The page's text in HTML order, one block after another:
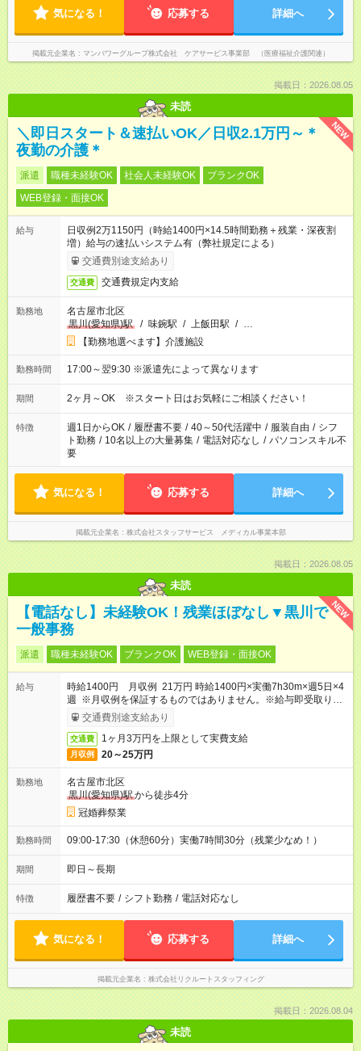
気になる！ 応募する 詳細へ
掲載元企業名 マンパワーグループ株式会社 ケアサービス事業部 （医療福祉介護関連）
掲載日：2026.08.05
未読
NEW
＼即日スタート＆速払いOK／日収2.1万円～＊
夜勤の介護＊
派遣 職種未経験OK 社会人未経験OK
ブランクOK
WEB登録・面接OK
給与
日収例2万1150円（時給1400円×14.5時間勤務＋残業・深夜割
増）給与の速払いシステム有（弊社規定による）
交通費別途支給あり
交通費 交通費規定内支給
勤務地
名古屋市北区
黒川(愛知県)駅
/ 味鋺駅 / 上飯田駅 / …
【勤務地選べます】介護施設
勤務時間 17:00～翌9:30 ※派遣先によって異なります
期間 2ヶ月～OK ※スタート日はお気軽にご相談ください！
特徴 週1日からOK / 履歴書不要 / 40～50代活躍中 / 服装自由 / シフ
ト勤務 / 10名以上の大量募集 / 電話対応なし / パソコンスキル不
要
気になる！ 応募する 詳細へ
掲載元企業名 株式会社スタッフサービス メディカル事業本部
掲載日：2026.08.05
未読
NEW
【電話なし】未経験OK！残業ほぼなし▼黒川で
一般事務
派遣 職種未経験OK ブランクOK WEB登録・面接OK
給与
時給1400円 月収例 21万円 時給1400円×実働7h30m×週5日×4
週 ※月収例を保証するものではありません。※給与即受取りサ
ービス利用可（利用条件有）
交通費別途支給あり
交通費 1ヶ月3万円を上限として実費支給
月収例 20～25万円
勤務地
名古屋市北区
黒川(愛知県)駅から徒歩4分
冠婚葬祭業
勤務時間 09:00-17:30（休憩60分）実働7時間30分（残業少なめ！）
期間 即日～長期
特徴 履歴書不要 / シフト勤務 / 電話対応なし
気になる！ 応募する 詳細へ
掲載元企業名 株式会社リクルートスタッフィング
掲載日：2026.08.04
未読